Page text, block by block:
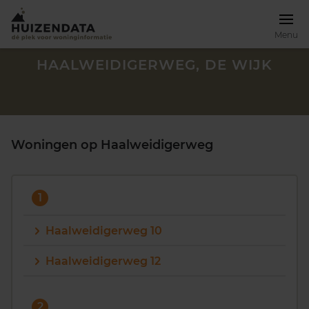
Menu
HAALWEIDIGERWEG, DE WIJK
Woningen op Haalweidigerweg
1
Haalweidigerweg 10
Haalweidigerweg 12